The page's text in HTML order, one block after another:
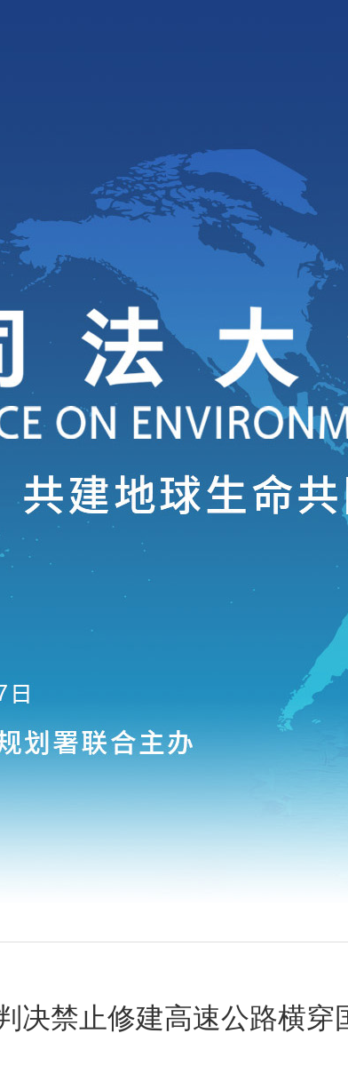
禁止修建高速公路横穿